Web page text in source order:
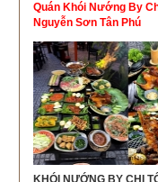
Quán Khói Nướng By
Nguyễn Sơn Tân Phú
KHÓI NƯỚNG BY CHỊ